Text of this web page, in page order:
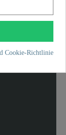
Cookie-Richtlinie